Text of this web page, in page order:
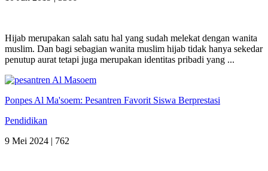
Hijab merupakan salah satu hal yang sudah melekat dengan wanita
muslim. Dan bagi sebagian wanita muslim hijab tidak hanya sekedar
penutup aurat tetapi juga merupakan identitas pribadi yang ...
Ponpes Al Ma'soem: Pesantren Favorit Siswa Berprestasi
Pendidikan
9 Mei 2024 | 762